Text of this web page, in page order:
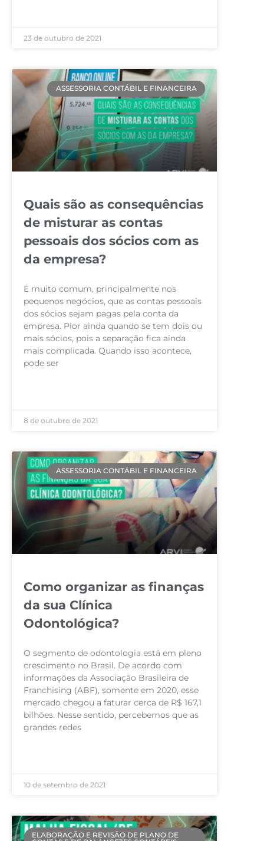
23 de outubro de 2021
ASSESSORIA CONTÁBIL E FINANCEIRA
Quais são as consequências
de misturar as contas
pessoais dos sócios com as
da empresa?
É muito comum, principalmente nos
pequenos negócios, que as contas pessoais
dos sócios sejam pagas pela conta da
empresa. Pior ainda quando se tem dois ou
mais sócios, pois a separação fica ainda
mais complicada. Quando isso acontece,
pode ser
8 de outubro de 2021
ASSESSORIA CONTÁBIL E FINANCEIRA
Como organizar as finanças
da sua Clínica
Odontológica?
O segmento de odontologia está em pleno
crescimento no Brasil. De acordo com
informações da Associação Brasileira de
Franchising (ABF), somente em 2020, esse
mercado chegou a faturar cerca de R$ 167,1
bilhões. Nesse sentido, percebemos que as
grandes redes
10 de setembro de 2021
ELABORAÇÃO E REVISÃO DE PLANO DE